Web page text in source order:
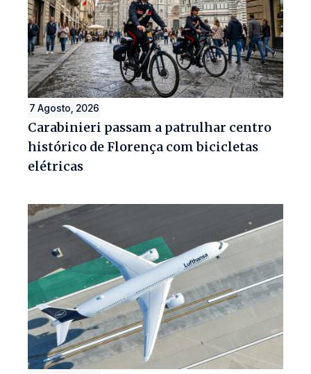
7 Agosto, 2026
Carabinieri passam a patrulhar centro
histórico de Florença com bicicletas
elétricas